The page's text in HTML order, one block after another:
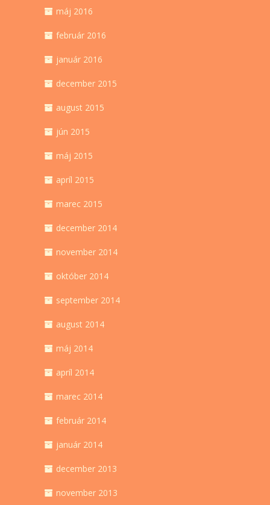
máj 2016
február 2016
január 2016
december 2015
august 2015
jún 2015
máj 2015
apríl 2015
marec 2015
december 2014
november 2014
október 2014
september 2014
august 2014
máj 2014
apríl 2014
marec 2014
február 2014
január 2014
december 2013
november 2013